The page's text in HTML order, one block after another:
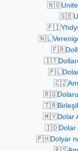
🇳🇴
🇸🇪
🇫🇮
🇳🇱
🇫🇷
🇮🇹
🇵🇱
🇨🇿
🇷🇴
🇹🇷
🇲🇾Dolar
🇮🇩Dolar
🇵🇭Dolyar